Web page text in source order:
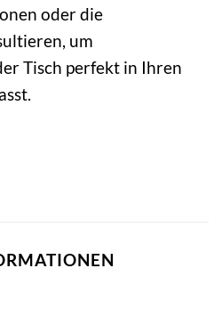
oder die
um
Tisch perfekt in Ihren